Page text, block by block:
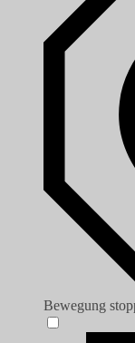
Bewegung